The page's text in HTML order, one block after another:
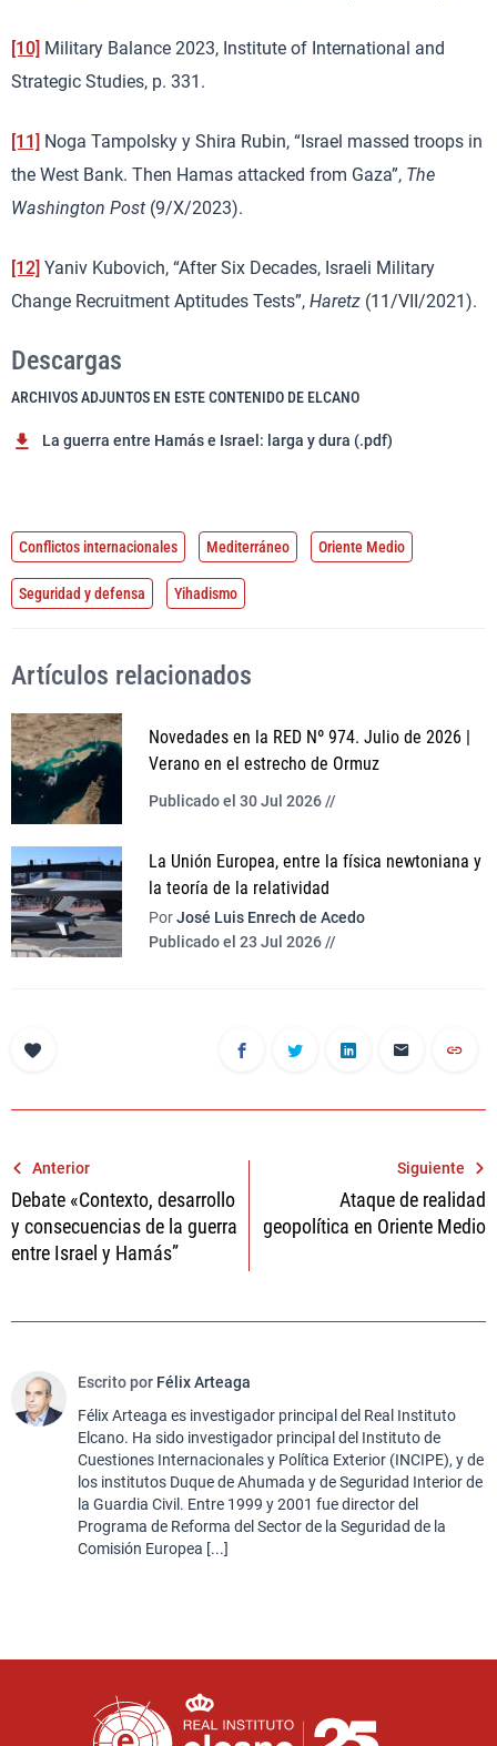
[10] Military Balance 2023, Institute of International and
Strategic Studies, p. 331.
[11] Noga Tampolsky y Shira Rubin, “Israel massed troops in
the West Bank. Then Hamas attacked from Gaza”, The
Washington Post (9/X/2023).
[12] Yaniv Kubovich, “After Six Decades, Israeli Military
Change Recruitment Aptitudes Tests”, Haretz (11/VII/2021).
Descargas
ARCHIVOS ADJUNTOS EN ESTE CONTENIDO DE ELCANO
La guerra entre Hamás e Israel: larga y dura (.pdf)
Conflictos internacionales Mediterráneo Oriente Medio
Seguridad y defensa Yihadismo
Artículos relacionados
Novedades en la RED Nº 974. Julio de 2026 |
Verano en el estrecho de Ormuz
Publicado el 30 Jul 2026 //
La Unión Europea, entre la física newtoniana y
la teoría de la relatividad
PorJosé Luis Enrech de Acedo
Publicado el 23 Jul 2026 //
Navegación
de
entradas
Anterior
Debate «Contexto, desarrollo
y consecuencias de la guerra
entre Israel y Hamás”
Siguiente
Ataque de realidad
geopolítica en Oriente Medio
Escrito por Félix Arteaga
Félix Arteaga es investigador principal del Real Instituto
Elcano. Ha sido investigador principal del Instituto de
Cuestiones Internacionales y Política Exterior (INCIPE), y de
los institutos Duque de Ahumada y de Seguridad Interior de
la Guardia Civil. Entre 1999 y 2001 fue director del
Programa de Reforma del Sector de la Seguridad de la
Comisión Europea [...]